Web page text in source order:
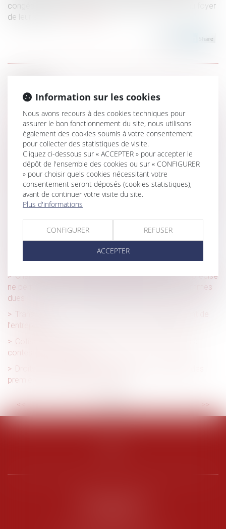
congés indemnisés après la naissance ou l’arrivée au foyer
de leur enfant...
Résiliation d’un marché à forfait et manquements graves
de l’entrepreneur à ses obligations contractuelles
Faute inexcusable et amiante : la victime doit prouver son
exposition au risque chez l’employeur poursuivi
L'Autorité publie ses observations sur le rapport de l’ART
concernant l’ouverture à la concurrence du transport
ferroviaire
Indemnités journalières : le versement suppose le respect
des contrôles médicaux
Jeunes parents : la demande de congé supplémentaire
de naissance est ouverte
Droit de préférence du locataire commercial : la
rétractation de l'offre exclut la vente forcée
Charges de copropriété : une mise en demeure imprécise
ne permet pas d'obtenir l'exigibilité anticipée des sommes
dues
Transmission : « C’est une phase de développement de
l’entreprise »
Cotisations AT/MP : contester le taux ne suffit pas à
contester le classement
Droits des travailleurs des plateformes : adoption des
premières normes internationales
<< < ... 2 3 4 5 6 7 8 ... > >>
Information sur les cookies
Nous avons recours à des cookies techniques pour
assurer le bon fonctionnement du site, nous utilisons
également des cookies soumis à votre consentement
pour collecter des statistiques de visite.
Cliquez ci-dessous sur « ACCEPTER » pour accepter le
dépôt de l'ensemble des cookies ou sur « CONFIGURER
» pour choisir quels cookies nécessitant votre
consentement seront déposés (cookies statistiques),
avant de continuer votre visite du site.
Plus d'informations
CONFIGURER REFUSER
ACCEPTER